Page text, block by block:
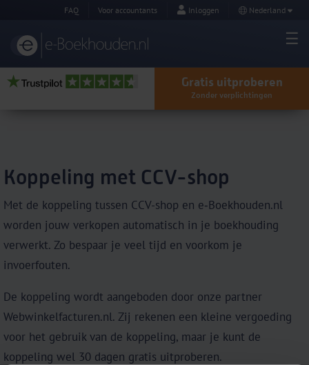
FAQ Voor accountants Inloggen Nederland
Gratis uitproberen
Zonder verplichtingen
Koppeling met CCV-shop
Met de koppeling tussen CCV-shop en e‑Boekhouden.nl
worden jouw verkopen automatisch in je boekhouding
verwerkt. Zo bespaar je veel tijd en voorkom je
invoerfouten.
De koppeling wordt aangeboden door onze partner
Webwinkelfacturen.nl. Zij rekenen een kleine vergoeding
voor het gebruik van de koppeling, maar je kunt de
koppeling wel 30 dagen gratis uitproberen.